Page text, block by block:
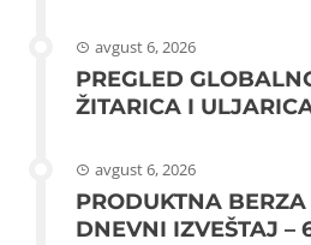
avgust 6, 2026
PREGLED
ŽITARICA I
avgust 6, 2026
PRODUKTNA
DNEVNI IZVEŠTAJ –